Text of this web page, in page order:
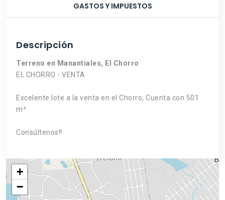
GASTOS Y IMPUESTOS
Descripción
Terreno en Manantiales, El Chorro
EL CHORRO - VENTA
Excelente lote a la venta en el Chorro, Cuenta con 501
m²
Consúltenos!!
+
−